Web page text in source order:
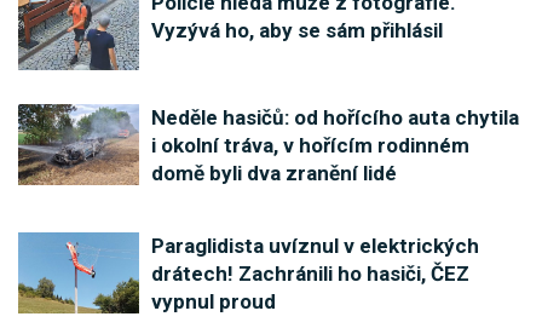
Vyzývá ho, aby se sám přihlásil
Neděle hasičů: od hořícího auta chytila
i okolní tráva, v hořícím rodinném
domě byli dva zranění lidé
Paraglidista uvíznul v elektrických
drátech! Zachránili ho hasiči, ČEZ
vypnul proud